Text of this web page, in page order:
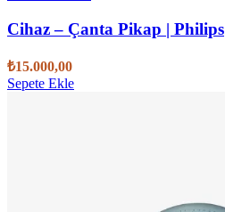
Cihaz – Çanta Pikap | Philips
₺15.000,00
Sepete Ekle